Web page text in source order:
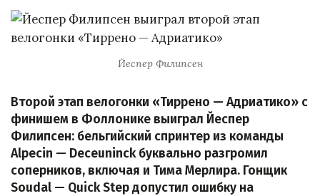
Йеспер Филипсен
Второй этап велогонки «Тиррено — Адриатико» с
финишем в Фоллонике выиграл Йеспер
Филипсен: бельгийский спринтер из команды
Alpecin — Deceuninck буквально разгромил
соперников, включая и Тима Мерлира. Гонщик
Soudal — Quick Step допустил ошибку на